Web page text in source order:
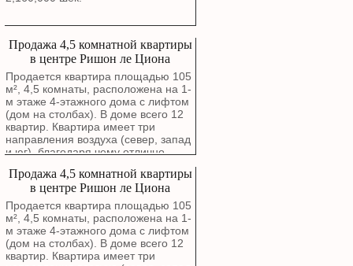
Продажа 4,5 комнатной квартиры
в центре Ришон ле Циона
Продается квартира площадью 105
м², 4,5 комнаты, расположена на 1-
м этаже 4-этажного дома с лифтом
(дом на столбах). В доме всего 12
квартир. Квартира имеет три
направления воздуха (север, запад
и юг), благодаря чему отлично
выходят на зеленый сквер. В
квартире выполнен капитальный
ремонт с полной заменой
электропроводки, водопроводных и
канализационных труб. Стены были
заново отремонтированы около
года назад. Можно въезжать без
Продажа 4,5 комнатной квартиры
в центре Ришон ле Циона
Продается квартира площадью 105
м², 4,5 комнаты, расположена на 1-
м этаже 4-этажного дома с лифтом
(дом на столбах). В доме всего 12
квартир. Квартира имеет три